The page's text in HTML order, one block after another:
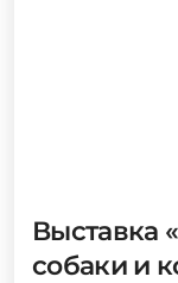
Выставка
собаки и